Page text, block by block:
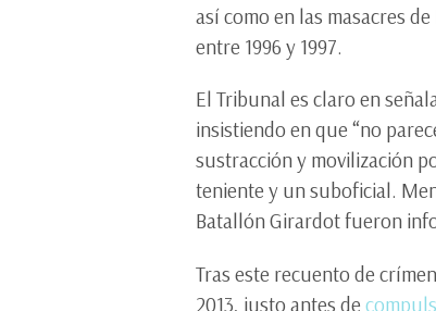
así como en las masacres
entre 1996 y 1997.
El Tribunal es claro en
insistiendo en que “no
sustracción y movilización
teniente y un suboficial.
Batallón Girardot fueron
Tras este recuento de
2013, justo antes de